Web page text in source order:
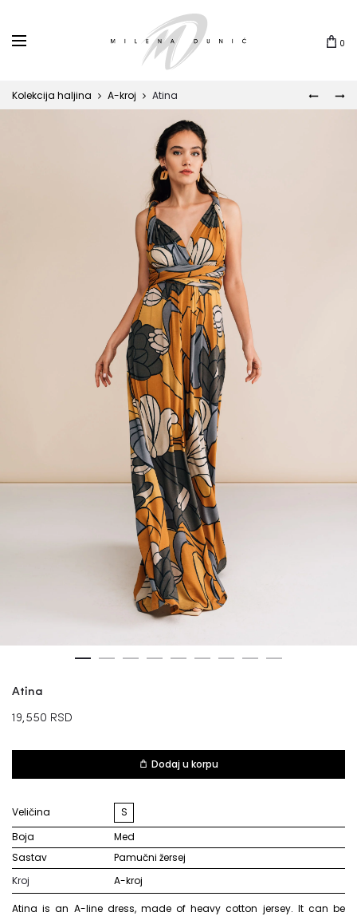
0
STELLA
MARIS
INDIGO
Kolekcija haljina A-kroj Atina
Atina
19,550 RSD
Dodaj u korpu
Veličina
S
Boja
med
Sastav
pamučni žersej
Kroj
A-kroj
Atina is an A-line dress, made of heavy cotton jersey. It can be